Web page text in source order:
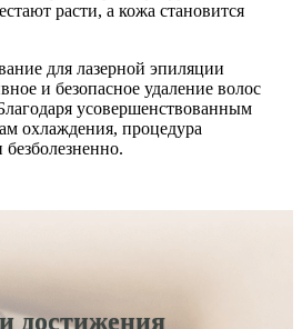
расти, а кожа становится
для лазерной эпиляции
и безопасное удаление волос
усовершенствованным
охлаждения, процедура
достижения